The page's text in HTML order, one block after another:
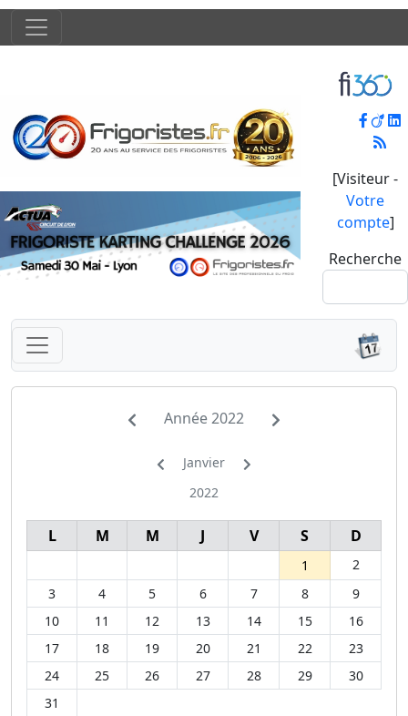
[Visiteur -
Votre
compte]
Recherche
Année 2022
Janvier
2022
L M M J V S D
1
2
3
4 5 6 7 8
9
10
11 12 13 14 15
16
17
18 19 20 21 22
23
24
25 26 27 28 29
30
31